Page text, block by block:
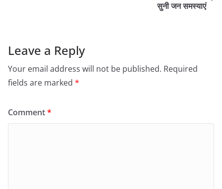
सुनी जन समस्याएं
Leave a Reply
Your email address will not be published. Required
fields are marked *
Comment*